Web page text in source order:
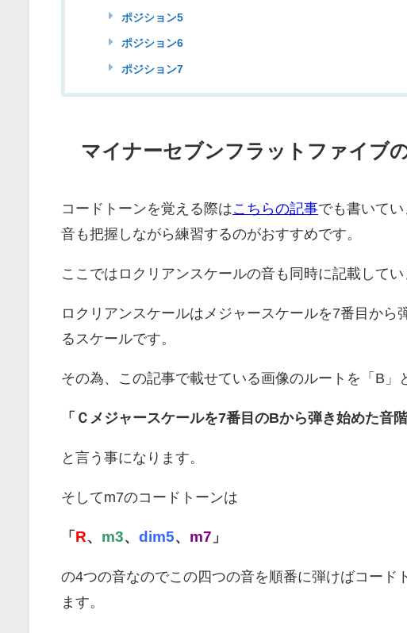
ポジション5
ポジション6
ポジション7
マイナーセブンフラットファイブ
コードトーンを覚える際はこちらの記事でも書いて
音も把握しながら練習するのがおすすめです。
ここではロクリアンスケールの音も同時に記載してい
ロクリアンスケールはメジャースケールを7番目か
るスケールです。
その為、この記事で載せている画像のルートを「B」
「Ｃメジャースケールを7番目のBから弾き始めた音階
と言う事になります。
そしてm7のコードトーンは
「 R、 m3、 dim5、 m7 」
の4つの音なのでこの四つの音を順番に弾けばコード
ます。